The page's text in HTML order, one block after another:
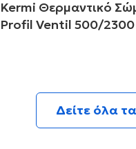
Kermi Θερμαντικό
Profil Ventil 500/2300
Δείτε όλα